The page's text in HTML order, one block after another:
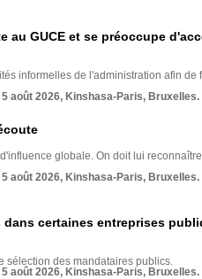
au GUCE et se préoccupe
informelles de l'administration afin de
août 2026, Kinshasa-Paris, Bruxelles.
globale. On doit lui
août 2026, Kinshasa-Paris, Bruxelles.
dans certaines entreprises
sélection des mandataires publics.
août 2026, Kinshasa-Paris, Bruxelles.